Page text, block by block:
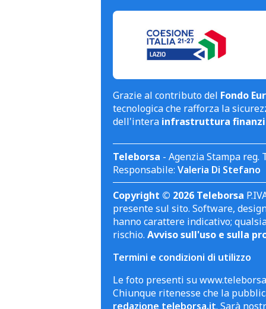
Grazie al contributo del Fondo
tecnologica che rafforza la
dell'intera infrastruttura
Teleborsa - Agenzia Stampa
Responsabile: Valeria Di Stefano
Copyright © 2026 Teleborsa
presente sul sito. Software,
hanno carattere indicativo;
rischio. Avviso sull'uso e sulla
Termini e condizioni di utilizzo
Le foto presenti su
Chiunque ritenesse che la
redazione teleborsa.it. Sarà